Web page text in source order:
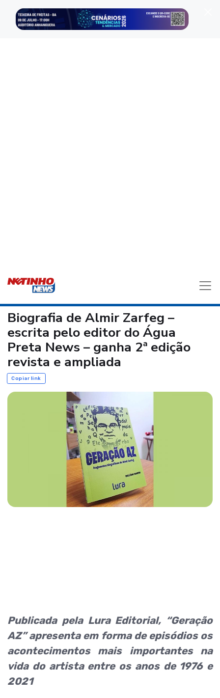
Biografia de Almir Zarfeg –
escrita pelo editor do Água
Preta News – ganha 2ª edição
revista e ampliada
Copiar link
Publicada pela Lura Editorial, “Geração
AZ” apresenta em forma de episódios os
acontecimentos mais importantes na
vida do artista entre os anos de 1976 e
2021